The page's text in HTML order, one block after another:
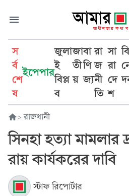
স
র্ব
শে
ষ
ইপেপার
জুলা
ই
বিপ্ল
ব
জা
তী
য়
বা
ণি
জ্য
রা
জ
নী
তি
সা
রা
দে
শ
> রাজধানী
সিনহা হত্যা মামলার
রায় কার্যকরের দাবি
স্টাফ রিপোর্টার